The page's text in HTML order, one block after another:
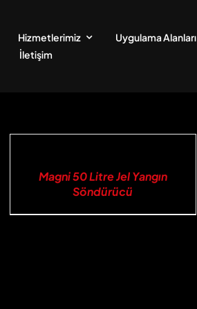
Hizmetlerimiz Uygulama Alanları
İletişim
Magni 50 Litre Jel Yangın
Söndürücü